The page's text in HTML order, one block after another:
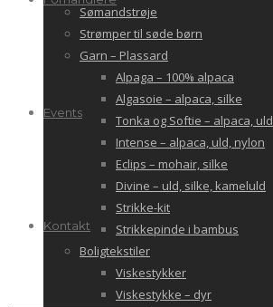
Sømandstrøje
Strømper til søde børn
Garn – Plassard
Alpaga – 100% alpaca
Algasoie – alpaca, silke
Tonka og Softie – alpaca, uld
Intense – alpaca, uld, nylon
Eclips – mohair, silke
Divine – uld, silke, kameluld
Strikke-kit
Strikkepinde i bambus
Boligtekstiler
Viskestykker
Viskestykke – dyr
Events
Kontakt